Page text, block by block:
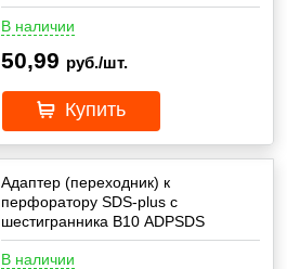
В наличии
50,99 руб./шт.
Купить
Адаптер (переходник) к
перфоратору SDS-plus с
шестигранника В10 ADPSDS
В наличии